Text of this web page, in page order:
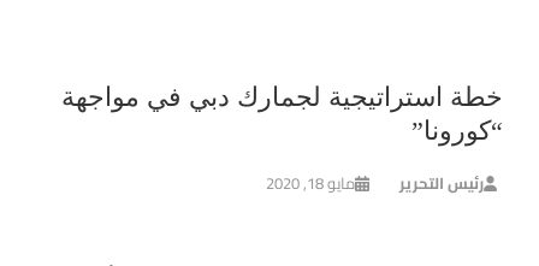
خطة استراتيجية لجمارك دبي في مواجهة
“كورونا”
رئيس التحرير مايو 18, 2020